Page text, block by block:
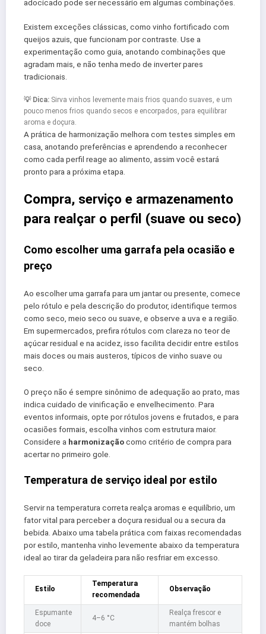
adocicado pode ser necessário em algumas combinações.
Existem exceções clássicas, como vinho fortificado com
queijos azuis, que funcionam por contraste. Use a
experimentação como guia, anotando combinações que
agradam mais, e não tenha medo de inverter pares
tradicionais.
💡 Dica: Sirva vinhos levemente mais frios quando suaves, e um
pouco menos frios quando secos e encorpados, para equilibrar
aroma e doçura.
A prática de harmonização melhora com testes simples em
casa, anotando preferências e aprendendo a reconhecer
como cada perfil reage ao alimento, assim você estará
pronto para a próxima etapa.
Compra, serviço e armazenamento
para realçar o perfil (suave ou seco)
Como escolher uma garrafa pela ocasião e
preço
Ao escolher uma garrafa para um jantar ou presente, comece
pelo rótulo e pela descrição do produtor, identifique termos
como seco, meio seco ou suave, e observe a uva e a região.
Em supermercados, prefira rótulos com clareza no teor de
açúcar residual e na acidez, isso facilita decidir entre estilos
mais doces ou mais austeros, típicos de vinho suave ou
seco.
O preço não é sempre sinônimo de adequação ao prato, mas
indica cuidado de vinificação e envelhecimento. Para
eventos informais, opte por rótulos jovens e frutados, e para
ocasiões formais, escolha vinhos com estrutura maior.
Considere a harmonizaçãocomo critério de compra para
acertar no primeiro gole.
Temperatura de serviço ideal por estilo
Servir na temperatura correta realça aromas e equilíbrio, um
fator vital para perceber a doçura residual ou a secura da
bebida. Abaixo uma tabela prática com faixas recomendadas
por estilo, mantenha vinho levemente abaixo da temperatura
ideal ao tirar da geladeira para não resfriar em excesso.
Estilo
Temperatura
recomendada
Observação
Espumante
doce
4–6 °C
Realça frescor e
mantém bolhas